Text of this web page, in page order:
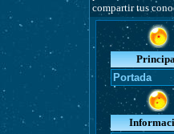
compartir tus
Portada